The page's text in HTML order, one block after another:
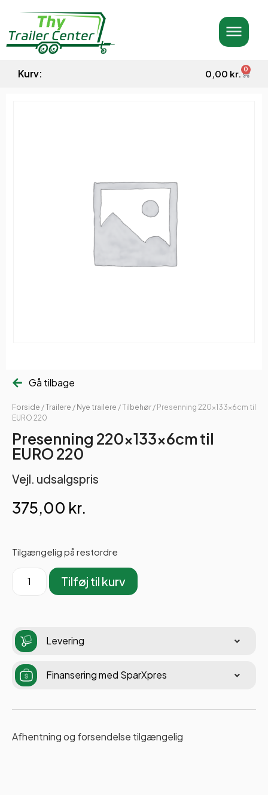
Kurv: 0,00 kr. 0
Gå tilbage
Forside /Trailere / Nye trailere /Tilbehør / Presenning 220x133x6cm til
EURO 220
Presenning 220x133x6cm til
EURO 220
Vejl. udsalgspris
375,00 kr.
Tilgængelig på restordre
Tilføj til kurv
Levering
Finansering med SparXpres
Afhentning og forsendelse tilgængelig